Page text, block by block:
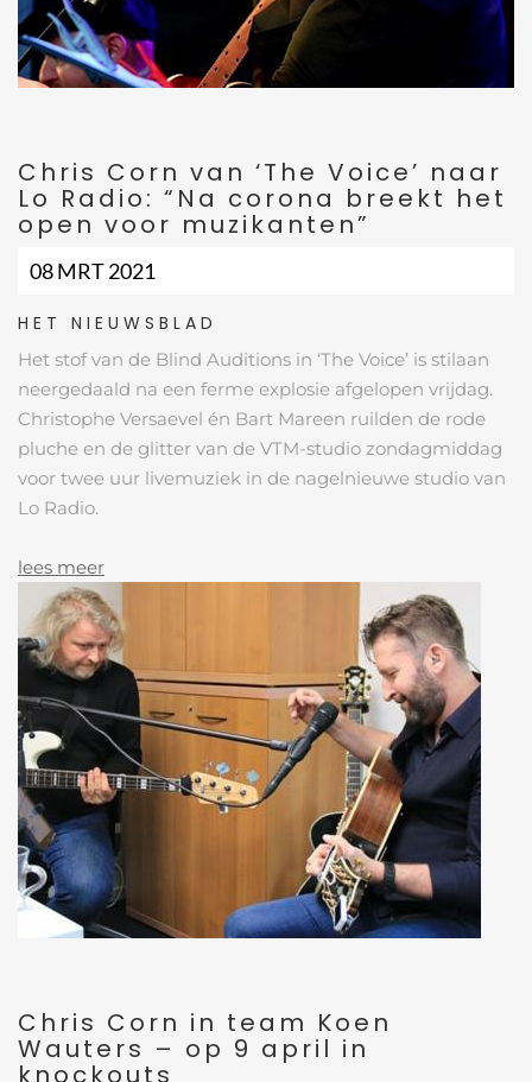
Chris Corn van ‘The Voice’ naar
Lo Radio: “Na corona breekt het
open voor muzikanten”
08 MRT 2021
HET NIEUWSBLAD
Het stof van de Blind Auditions in ‘The Voice’ is stilaan
neergedaald na een ferme explosie afgelopen vrijdag.
Christophe Versaevel én Bart Mareen ruilden de rode
pluche en de glitter van de VTM-studio zondagmiddag
voor twee uur livemuziek in de nagelnieuwe studio van
Lo Radio.
lees meer
Chris Corn in team Koen
Wauters – op 9 april in
knockouts